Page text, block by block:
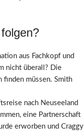
aus Fachkopf und
nicht überall? Die
finden müssen. Smith
nach Neuseeland
eine Partnerschaft
erworben und Craggy